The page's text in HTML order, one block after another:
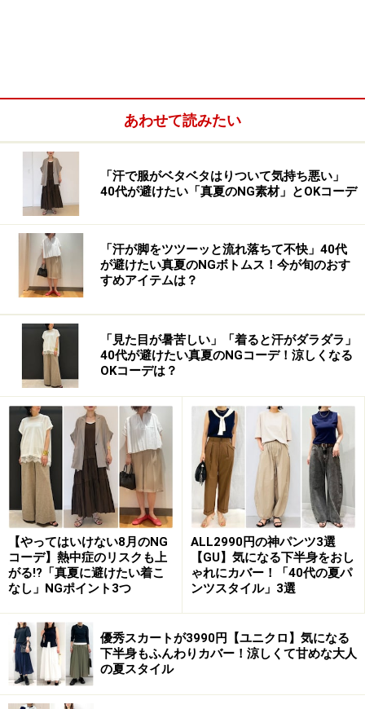
ス）」、２階はコレクションラインの「マイケル・コー
ス コレクション」も加えたバッグ、シューズ、アクセサ
リー、ウエアが集められていて、ブランドの世界観を実
感できます。
◆マイケル・コース＆ダコタ・ジョンソン
女優のダコタ・ジョンソンとマイケル・コース氏 (C)Getty
Images for Michael Kors
映画『フィフティ・シェイズ・オブ・グレイ』に主演し
た女優のDakota Johnson（ダコタ・ジョンソン）はこれ
からのハリウッドを担う期待大の成長株。この日はウィ
メンズのコレクションライン「MICHAEL KORS
COLLECTION（マイケル・コース コレクション）」のシ
ルクシフォン・ハンカチーフ・ドレス（2016スプリン
グ）をまとって来場しました。あえてアシンメトリー
（不ぞろい）に仕上げた裾がエレガンスの極み。艶美な
カラートーンを、つややかなカーフレザーのベルトが引
き締めています。
次のページでは、2016年の新作コレクションで登場した
セレブ達！
※記事内容は執筆時点のものです。最新の内容をご確認くださ
い。
あわせて読みたい
「汗で服がベタベタはりついて気持ち悪い」
40代が避けたい「真夏のNG素材」とOKコーデ
「汗が脚をツツーッと流れ落ちて不快」40代
が避けたい真夏のNGボトムス！今が旬のおす
すめアイテムは？
「見た目が暑苦しい」「着ると汗がダラダラ」
40代が避けたい真夏のNGコーデ！涼しくなる
OKコーデは？
【やってはいけない8月のNG
コーデ】熱中症のリスクも上
がる!?「真夏に避けたい着こ
なし」NGポイント3つ
ALL2990円の神パンツ3選
【GU】気になる下半身をおし
ゃれにカバー！「40代の夏パ
ンツスタイル」3選
優秀スカートが3990円【ユニクロ】気になる
下半身もふんわりカバー！涼しくて甘めな大人
の夏スタイル